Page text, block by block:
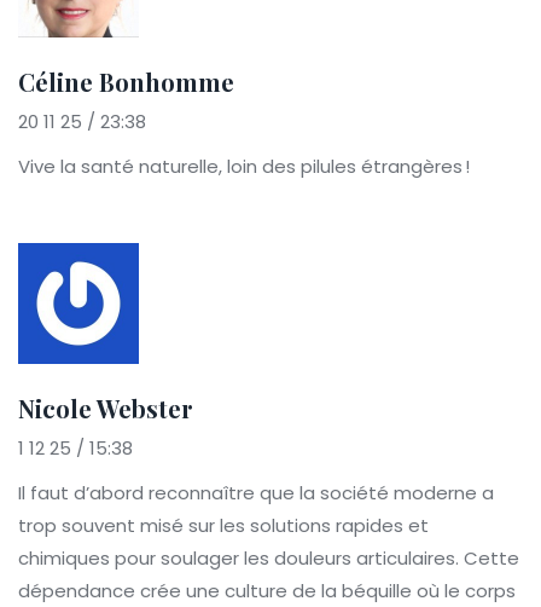
Céline Bonhomme
20 11 25 / 23:38
Vive la santé naturelle, loin des pilules étrangères !
Nicole Webster
1 12 25 / 15:38
Il faut d’abord reconnaître que la société moderne a
trop souvent misé sur les solutions rapides et
chimiques pour soulager les douleurs articulaires. Cette
dépendance crée une culture de la béquille où le corps